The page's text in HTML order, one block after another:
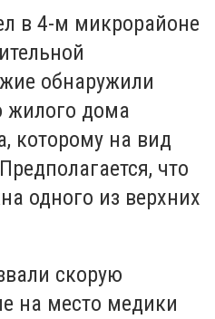
в 4-м микрорайоне
обнаружили
жилого дома
которому на вид
что
одного из верхних
скорую
на место медики